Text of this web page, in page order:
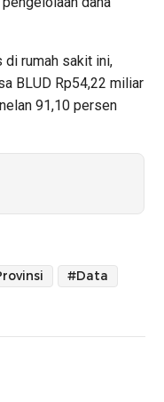
di rumah sakit ini,
BLUD Rp54,22 miliar
91,10 persen
#Data